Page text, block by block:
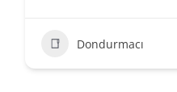
Dondurmacı